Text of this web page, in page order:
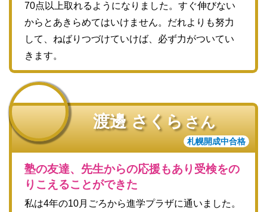
70点以上取れるようになりました。すぐ伸びない
からとあきらめてはいけません。だれよりも努力
して、ねばりつづけていけば、必ず力がついてい
きます。
渡邊 さくらさん
札幌開成中合格
塾の友達、先生からの応援もあり受検をの
りこえることができた
私は4年の10月ごろから進学プラザに通いました。